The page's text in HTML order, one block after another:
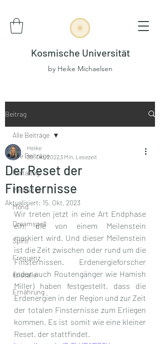
Kosmische Universität
by Heike Michaelsen
Beitrag
Alle Beiträge
Portaltag
Meditation
Mond
Dreamspell
Spirit
Frequenz
Kristalle
Ernährung
Alle Beiträge
Der Reset der
Finsternisse
Heike
30. Okt. 20223 Min. Lesezeit
Aktualisiert: 15. Okt. 2023
Wir treten jetzt in eine Art Endphase
ein, die von einem Meilenstein
markiert wird. Und dieser Meilenstein
ist die Zeit zwischen oder rund um die
Finsternissen. Erdenergieforscher
(oder auch Routengänger wie Hamish
Miller) haben festgestellt, dass die
Erdenergien in der Region und zur Zeit
der totalen Finsternisse zum Erliegen
kommen. Es ist somit wie eine kleiner
Reset, der stattfindet.